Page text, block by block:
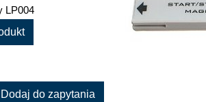
LP004
Dodaj do zapytania